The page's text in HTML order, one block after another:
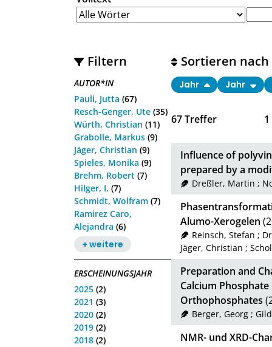
Filtern
AUTOR*IN
Pauli, Jutta (67)
Resch-Genger, Ute (35)
Würth, Christian (11)
Grabolle, Markus (9)
Jäger, Christian (9)
Spieles, Monika (9)
Brehm, Robert (7)
Hilger, I. (7)
Schmidt, Wolfram (7)
Ramirez Caro,
Alejandra (6)
+ weitere
ERSCHEINUNGSJAHR
2025 (2)
2021 (3)
2020 (2)
2019 (2)
2018 (2)
67Treffer 1
Sortieren nach
Jahr Jahr
Influence of
prepared by a
Dreßler, Martin ;
Alumo-Xerogelen
Reinsch, Stefan ;
Jäger, Christian ;
Preparation and
Calcium
Orthophosphates
Berger, Georg;
NMR- und XRD-